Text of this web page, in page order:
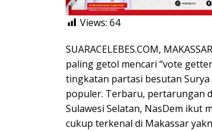
Views: 64
SUARACELEBES.COM,
paling getol mencari “vote
tingkatan partasi besutan
populer. Terbaru, pertarungan
Sulawesi Selatan, NasDem ikut
cukup terkenal di Makassar